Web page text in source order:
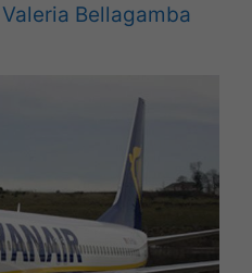
Valeria Bellagamba